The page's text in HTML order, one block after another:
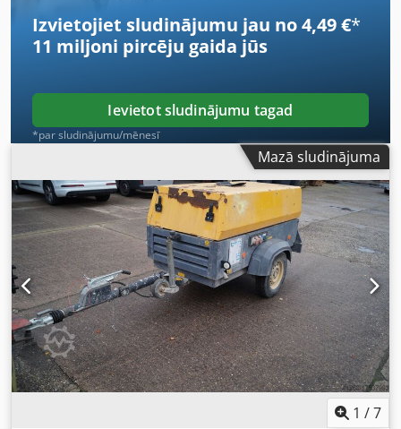
Izvietojiet sludinājumu jau no 4,49 €*
11 miljoni pircēju gaida jūs
Ievietot sludinājumu tagad
*par sludinājumu/mēnesī
Mazā sludinājuma
1 /7